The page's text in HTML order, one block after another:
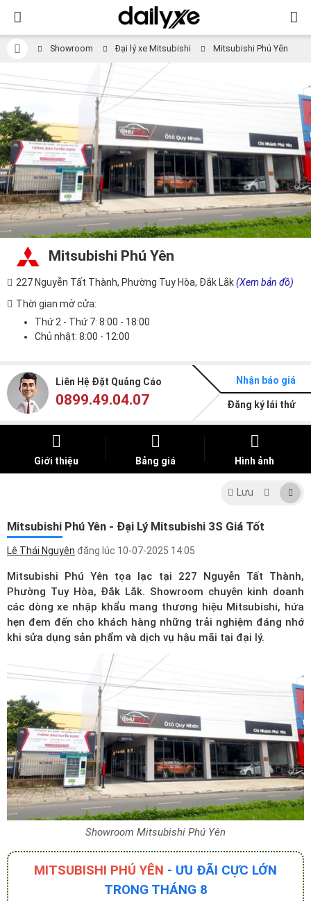
Showroom Đại lý xe Mitsubishi Mitsubishi Phú Yên
Mitsubishi Phú Yên
227 Nguyễn Tất Thành, Phường Tuy Hòa, Đắk Lắk(Xem bản đồ)
Thời gian mở cửa:
Thứ 2 - Thứ 7: 8:00 - 18:00
Chủ nhật: 8:00 - 12:00
Liên Hệ Đặt Quảng Cáo
0899.49.04.07
Nhận báo giá
Đăng ký lái thử
Giới thiệu Bảng giá Hình ảnh
Lưu
Mitsubishi Phú Yên - Đại Lý Mitsubishi 3S Giá Tốt
Lê Thái Nguyên đăng lúc 10-07-2025 14:05
Mitsubishi Phú Yên tọa lạc tại 227 Nguyễn Tất Thành,
Phường Tuy Hòa, Đắk Lắk. Showroom chuyên kinh doanh
các dòng xe nhập khẩu mang thương hiệu Mitsubishi, hứa
hẹn đem đến cho khách hàng những trải nghiệm đáng nhớ
khi sửa dụng sản phẩm và dịch vụ hậu mãi tại đại lý.
Showroom Mitsubishi Phú Yên
MITSUBISHI PHÚ YÊN - ƯU ĐÃI CỰC LỚN
TRONG THÁNG 8